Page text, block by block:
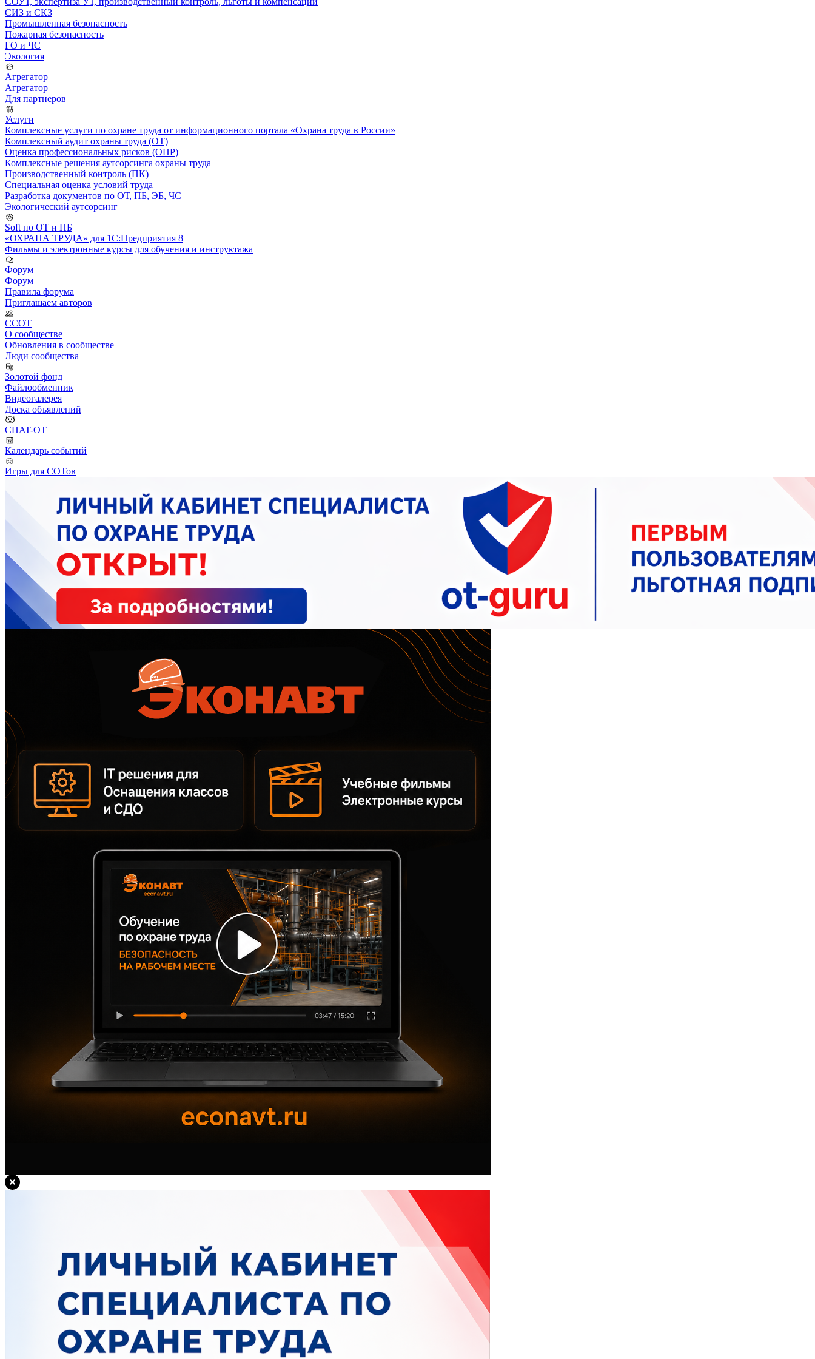
СИЗ и СКЗ
Промышленная безопасность
Пожарная безопасность
ГО и ЧС
Экология
Агрегатор
Агрегатор
Для партнеров
Услуги
Комплексные услуги по охране труда от информационного портала «Охрана труда в России»
Комплексный аудит охраны труда (ОТ)
Оценка профессиональных рисков (ОПР)
Комплексные решения аутсорсинга охраны труда
Производственный контроль (ПК)
Специальная оценка условий труда
Разработка документов по ОТ, ПБ, ЭБ, ЧС
Экологический аутсорсинг
Soft по ОТ и ПБ
«ОХРАНА ТРУДА» для 1С:Предприятия 8
Фильмы и электронные курсы для обучения и инструктажа
Форум
Форум
Правила форума
Приглашаем авторов
ССОТ
О сообществе
Обновления в сообществе
Люди сообщества
Золотой фонд
Файлообменник
Видеогалерея
Доска объявлений
CHAT-OT
Календарь событий
Игры для СОТов